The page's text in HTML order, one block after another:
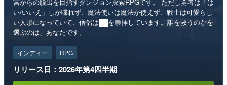
宮からの脱出を目指すダンジョン探索RPGです。 ただし勇者は「は
い/いいえ」しか喋れず、魔法使いは魔法が使えず、戦士は可愛らし
い人形になっていて、僧侶は██を崇拝しています。誰を救うのかを
選ぶのは、あなたです。
インディー RPG
リリース日：2026年第4四半期